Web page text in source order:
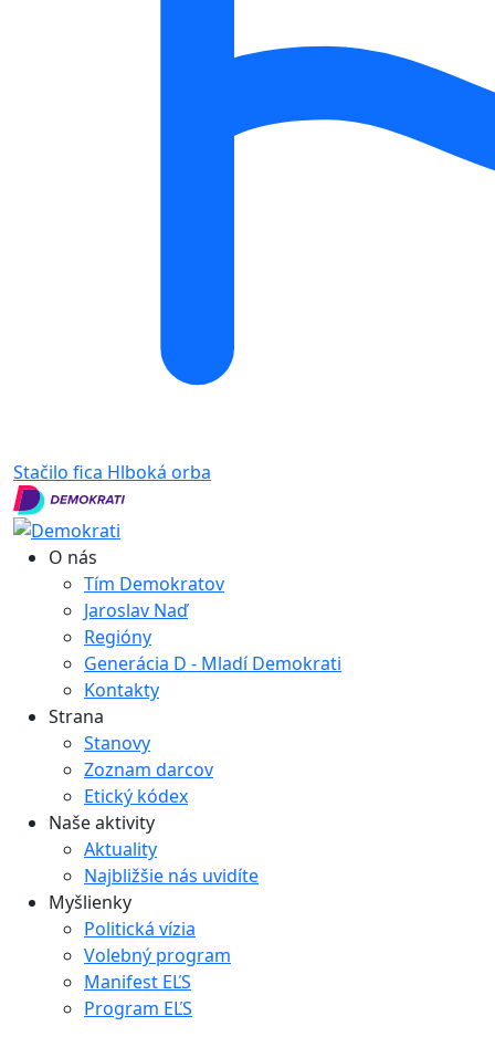
Stačilo fica Hlboká orba
O nás
Tím Demokratov
Jaroslav Naď
Regióny
Generácia D - Mladí Demokrati
Kontakty
Strana
Stanovy
Zoznam darcov
Etický kódex
Naše aktivity
Aktuality
Najbližšie nás uvidíte
Myšlienky
Politická vízia
Volebný program
Manifest EĽS
Program EĽS